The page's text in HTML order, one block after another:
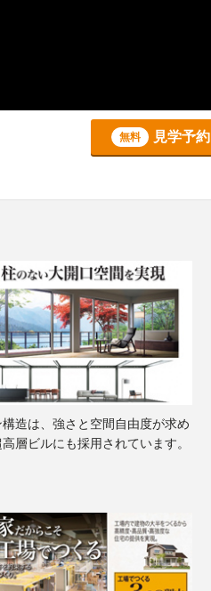
無料 見学予約
造は、強さと空間自由度が求め
層ビルにも採用されています。